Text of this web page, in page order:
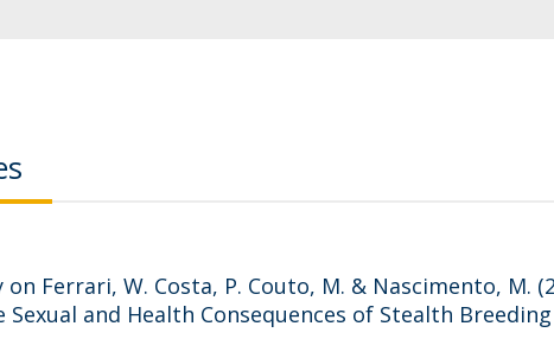
Ferrari, W. Costa, P. Couto, M. & Nascimento, M.
Sexual and Health Consequences of Stealth